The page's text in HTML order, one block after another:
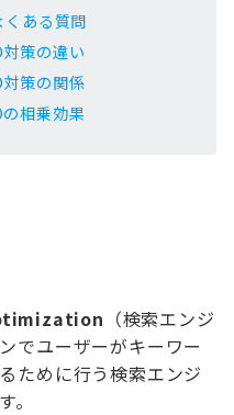
くある質問
策の違い
策の関係
相乗効果
（検索エンジ
でユーザーがキーワー
ために行う検索エンジ
。